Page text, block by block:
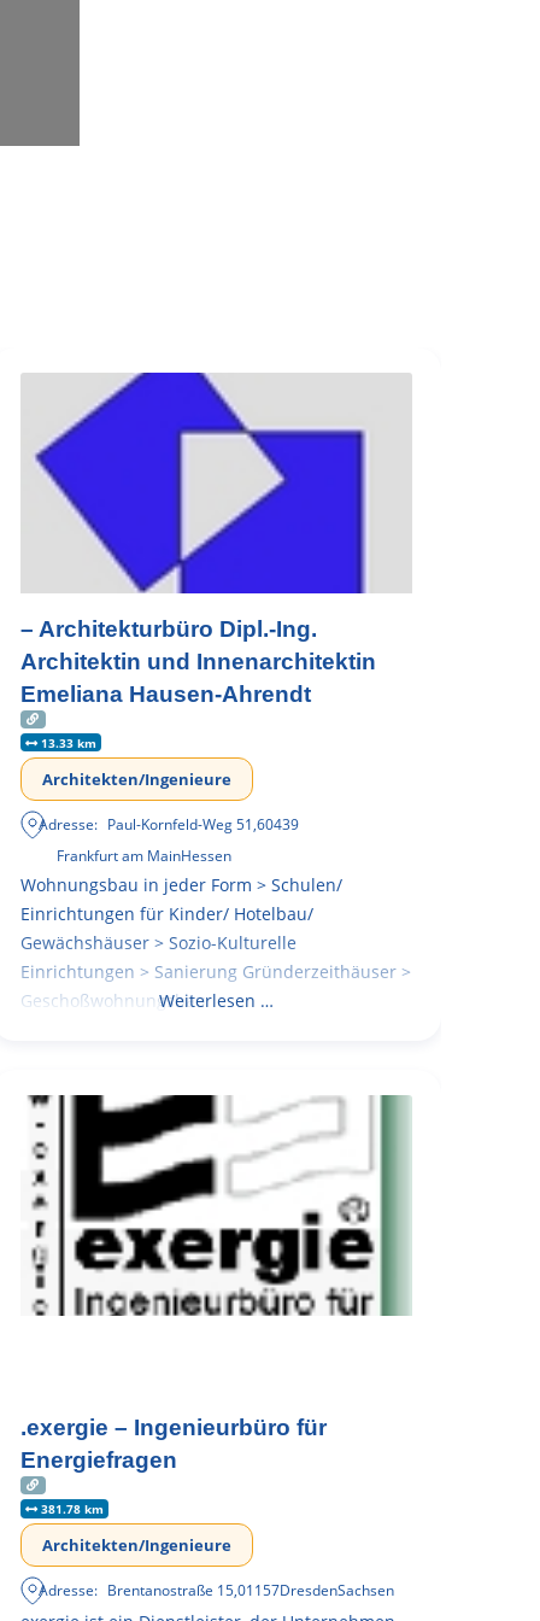
– Architekturbüro Dipl.-Ing.
Architektin und Innenarchitektin
Emeliana Hausen-Ahrendt
13.33 km
Architekten/Ingenieure
Adresse: Paul-Kornfeld-Weg 51,60439
Frankfurt am MainHessen
Wohnungsbau in jeder Form > Schulen/
Einrichtungen für Kinder/ Hotelbau/
Gewächshäuser > Sozio-Kulturelle
Einrichtungen > Sanierung Gründerzeithäuser >
GeschoßwohnungsbauWeiterlesen …
.exergie – Ingenieurbüro für
Energiefragen
381.78 km
Architekten/Ingenieure
Adresse: Brentanostraße 15,01157DresdenSachsen